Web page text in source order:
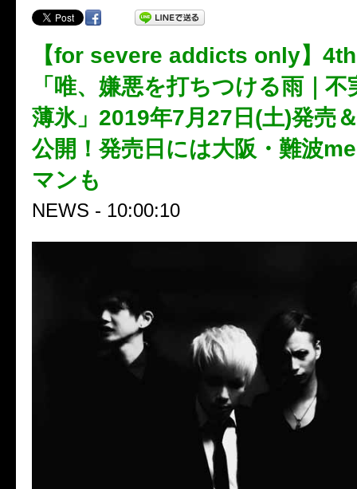
【for severe addicts only】
「唯、嫌悪を打ちつける雨｜不
薄氷」2019年7月27日(土)発売
公開！発売日には大阪・難波
マンも
NEWS - 10:00:10